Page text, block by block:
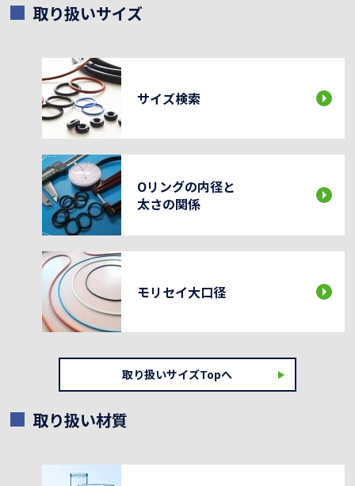
取り扱いサイズ
サイズ検索
Oリングの内径と
太さの関係
モリセイ大口径
取り扱いサイズTopへ
取り扱い材質